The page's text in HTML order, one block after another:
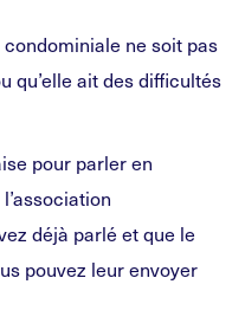
ne soit pas
qu’elle ait des difficultés
pour parler en
déjà parlé et que le
pouvez leur envoyer